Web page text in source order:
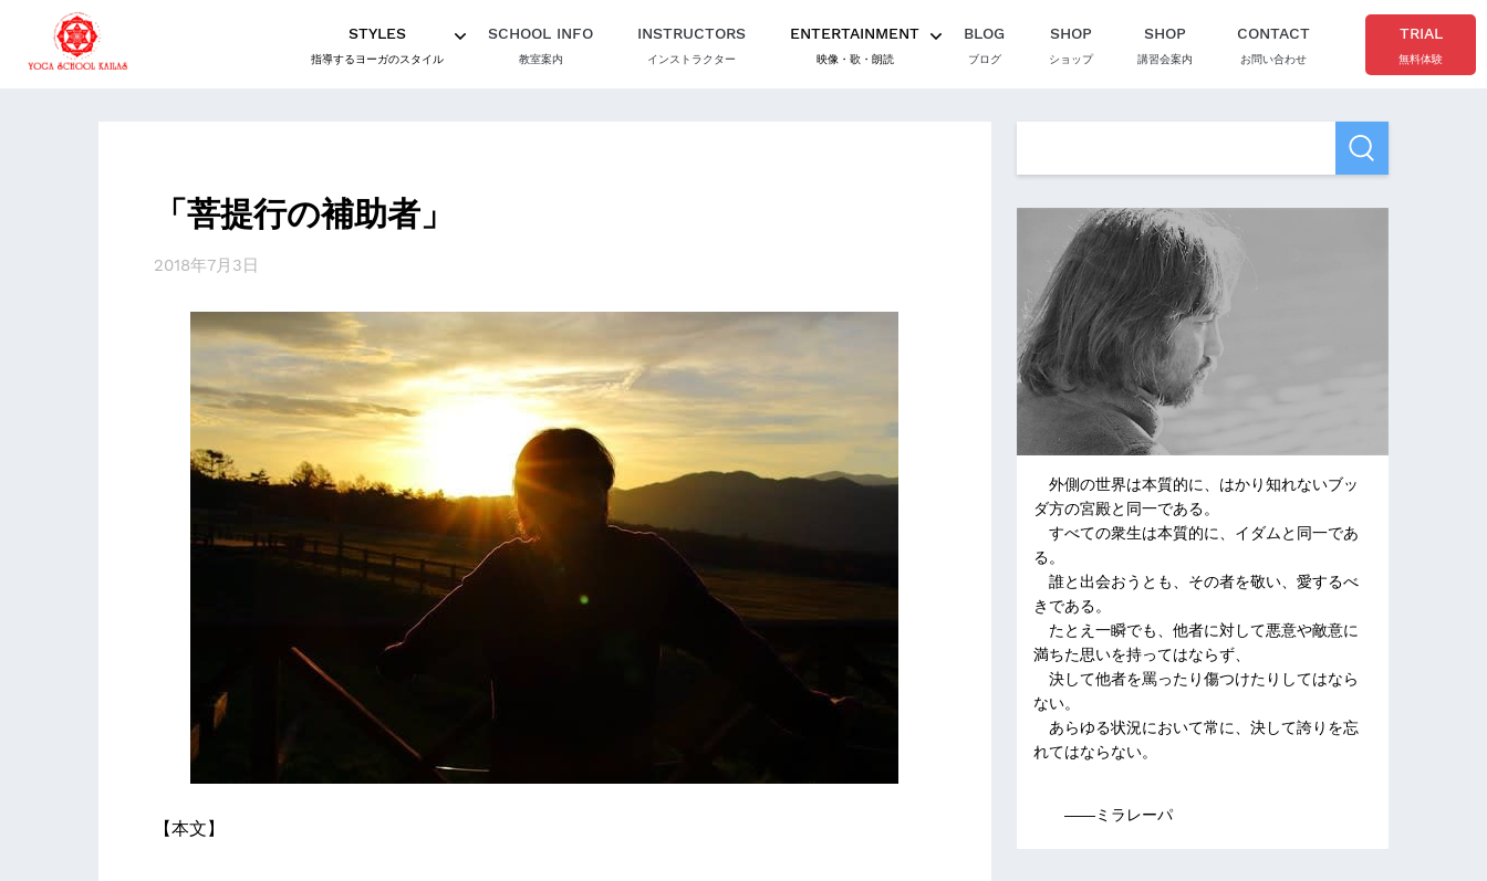
STYLES
指導するヨーガのスタイル
SCHOOL INFO
教室案内
INSTRUCTORS
インストラクター
ENTERTAINMENT
映像・歌・朗読
BLOG
ブログ
SHOP
ショップ
SHOP
講習会案内
CONTACT
お問い合わせ
TRIAL
無料体験
「菩提行の補助者」
2018年7月3日
【本文】
外側の世界は本質的に、はかり知れないブッ
ダ方の宮殿と同一である。
すべての衆生は本質的に、イダムと同一であ
る。
誰と出会おうとも、その者を敬い、愛するべ
きである。
たとえ一瞬でも、他者に対して悪意や敵意に
満ちた思いを持ってはならず、
決して他者を罵ったり傷つけたりしてはなら
ない。
あらゆる状況において常に、決して誇りを忘
れてはならない。
――ミラレーパ